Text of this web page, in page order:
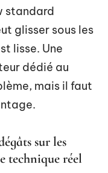
standard
glisser sous les
lisse. Une
dédié au
mais il faut
sur les
technique réel